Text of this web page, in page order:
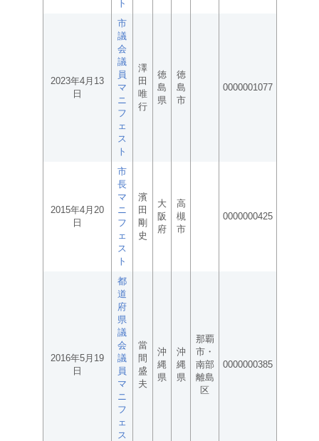
ト
2023年4月13
日
市
議
会
議
員
マ
ニ
フ
ェ
ス
ト
澤
田
唯
行
徳
島
県
徳
島
市
0000001077
2015年4月20
日
市
長
マ
ニ
フ
ェ
ス
ト
濱
田
剛
史
大
阪
府
高
槻
市
0000000425
2016年5月19
日
都
道
府
県
議
会
議
員
マ
ニ
フ
ェ
ス
當
間
盛
夫
沖
縄
県
沖
縄
県
那覇
市・
南部
離島
区
0000000385